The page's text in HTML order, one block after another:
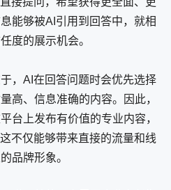
能够被AI引用到回答中，就相
度的展示机会。
，AI在回答问题时会优先选择
高、信息准确的内容。因此，
台上发布有价值的专业内容，
不仅能够带来直接的流量和线
品牌形象。